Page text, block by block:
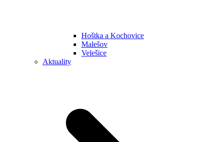
Hoštka a Kochovice
Malešov
Velešice
Aktuality